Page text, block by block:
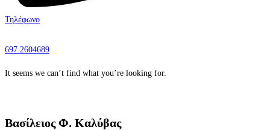
Τηλέφωνο
697.2604689
It seems we can’t find what you’re looking for.
Βασίλειος Φ. Καλύβας